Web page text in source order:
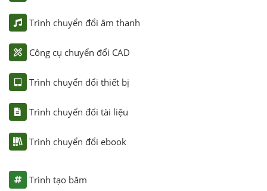
Trình chuyển đổi âm thanh
Công cụ chuyển đổi CAD
Trình chuyển đổi thiết bị
Trình chuyển đổi tài liệu
Trình chuyển đổi ebook
Trình tạo băm